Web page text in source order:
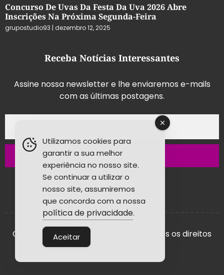
Concurso De Uvas Da Festa Da Uva 2026 Abre
Inscrições Na Próxima Segunda-Feira
grupostudio93 dezembro 12, 2025
Receba Notícias Interessantes
Assine nossa newsletter e lhe enviaremos e-mails
com as últimas postagens.
Inscrever-se
Copyright © 2026 - Grupo Studio! Todos os direitos
reservados.
Utilizamos cookies para
garantir a sua melhor
experiência no nosso site.
Se continuar a utilizar o
nosso site, assumiremos
que concorda com a nossa
política de privacidade.
Aceitar